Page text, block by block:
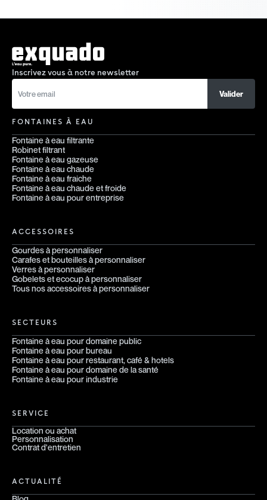
Inscrivez vous à notre newsletter
FONTAINES À EAU
Fontaine à eau filtrante
Robinet filtrant
Fontaine à eau gazeuse
Fontaine à eau chaude
Fontaine à eau fraiche
Fontaine à eau chaude et froide
Fontaine à eau pour entreprise
ACCESSOIRES
Gourdes à personnaliser
Carafes et bouteilles à personnaliser
Verres à personnaliser
Gobelets et ecocup à personnaliser
Tous nos accessoires à personnaliser
SECTEURS
Fontaine à eau pour domaine public
Fontaine à eau pour bureau
Fontaine à eau pour restaurant, café & hotels
Fontaine à eau pour domaine de la santé
Fontaine à eau pour industrie
SERVICE
Location ou achat
Personnalisation
Contrat d'entretien
ACTUALITÉ